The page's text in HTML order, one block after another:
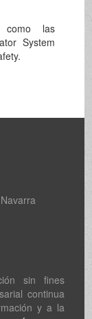
como las
System
sin fines
continua
y a la